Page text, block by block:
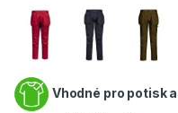
Vhodné pro potisk